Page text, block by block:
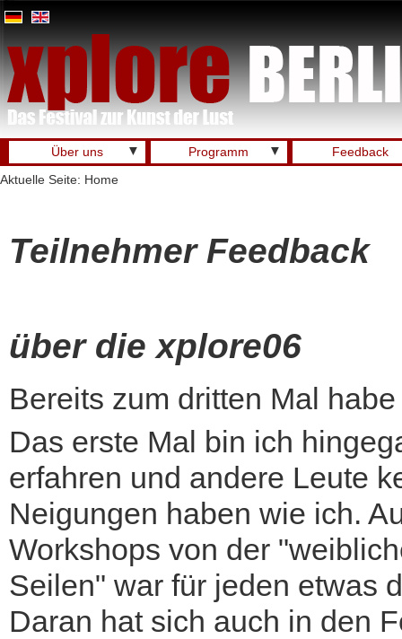
Über uns ▼ Programm ▼
Feedback
Aktuelle Seite: Home
Teilnehmer Feedback
über die xplore06
Bereits zum dritten Mal
Das erste Mal bin ich
erfahren und andere Leute
Neigungen haben wie ich.
Workshops von der
Seilen" war für jeden etwas
Daran hat sich auch in den